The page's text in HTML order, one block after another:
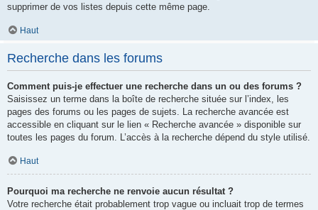
supprimer de vos listes depuis cette même page.
Haut
Recherche dans les forums
Comment puis-je effectuer une recherche dans un ou des forums ?
Saisissez un terme dans la boîte de recherche située sur l’index, les
pages des forums ou les pages de sujets. La recherche avancée est
accessible en cliquant sur le lien « Recherche avancée » disponible sur
toutes les pages du forum. L’accès à la recherche dépend du style utilisé.
Haut
Pourquoi ma recherche ne renvoie aucun résultat ?
Votre recherche était probablement trop vague ou incluait trop de termes